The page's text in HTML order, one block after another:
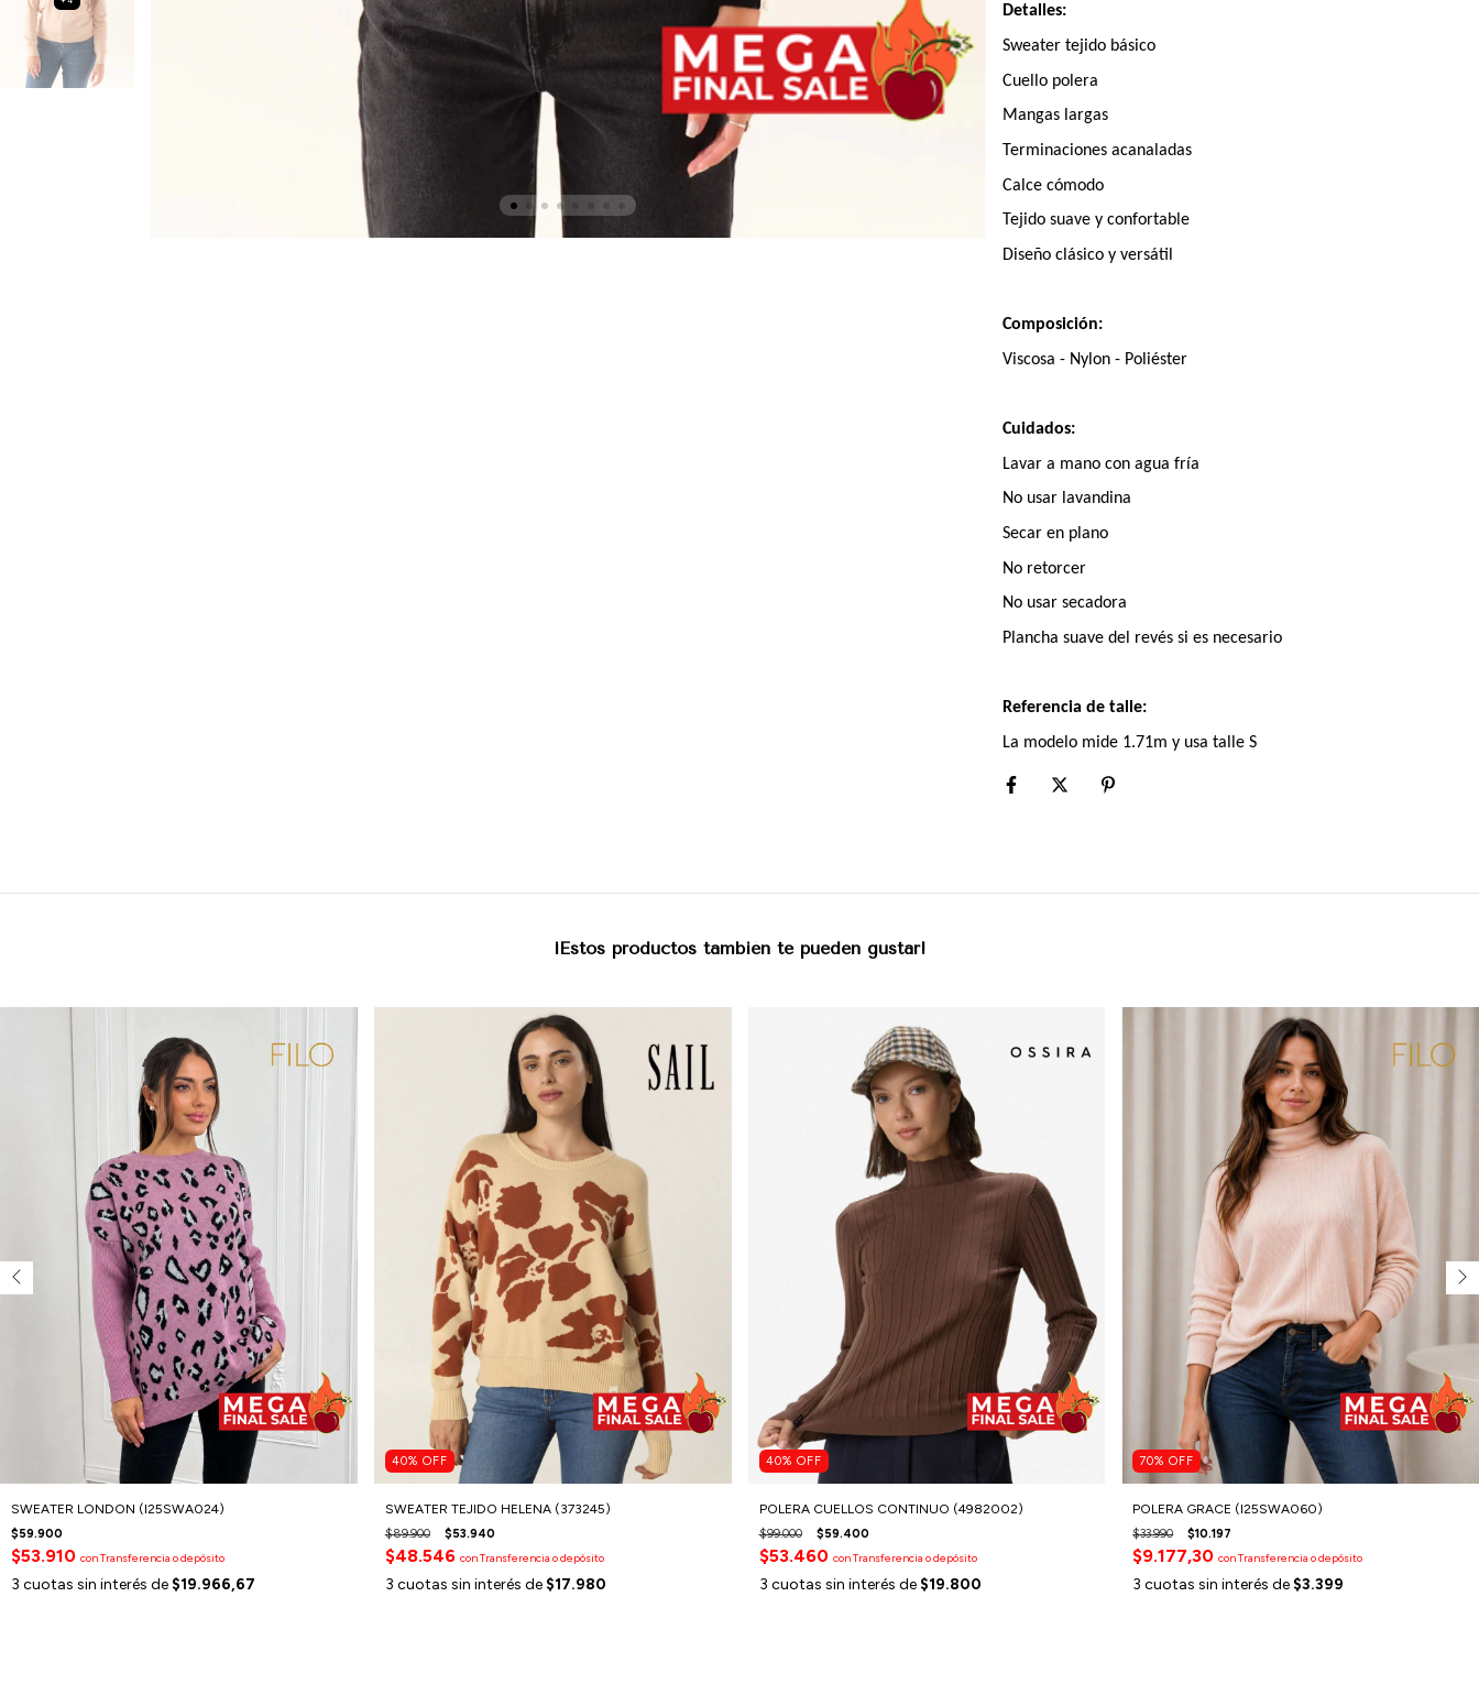
Detalles:
Sweater tejido básico
Cuello polera
Mangas largas
Terminaciones acanaladas
Calce cómodo
Tejido suave y confortable
Diseño clásico y versátil
Composición:
Viscosa - Nylon - Poliéster
Cuidados:
Lavar a mano con agua fría
No usar lavandina
Secar en plano
No retorcer
No usar secadora
Plancha suave del revés si es necesario
Referencia de talle:
La modelo mide 1.71m y usa talle S
¡Estos productos también te pueden gustar!
SWEATER LONDON (I25SWA024)
$59.900
$53.910 conTransferencia o depósito
3 cuotas sin interés de $19.966,67
40% OFF
SWEATER TEJIDO HELENA (373245)
$89.900 $53.940
$48.546 conTransferencia o depósito
3 cuotas sin interés de $17.980
40% OFF
POLERA CUELLOS CONTINUO (4982002)
$99.000 $59.400
$53.460 conTransferencia o depósito
3 cuotas sin interés de $19.800
70%OFF
POLERA GRACE (I25SWA060)
$33.990 $10.197
$9.177,30conTransferencia o depósito
3 cuotas sin interés de $3.399